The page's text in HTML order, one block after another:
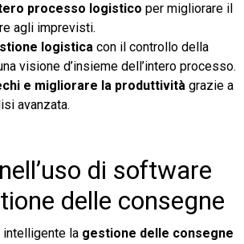
processo logistico per migliorare il
agli imprevisti.
logistica con il controllo della
visione d’insieme dell’intero processo.
e migliorare la produttività grazie a
avanzata.
di software
delle consegne
intelligente la gestione delle consegne